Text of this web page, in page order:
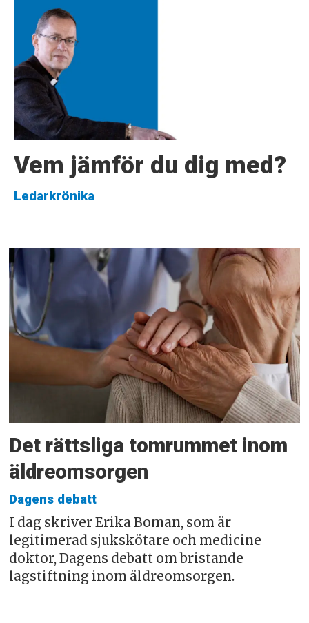
Vem jämför du dig med?
Ledarkrönika
Det rättsliga tomrummet inom
äldreomsorgen
Dagens debatt
I dag skriver Erika Boman, som är
legitimerad sjukskötare och medicine
doktor, Dagens debatt om bristande
lagstiftning inom äldreomsorgen.